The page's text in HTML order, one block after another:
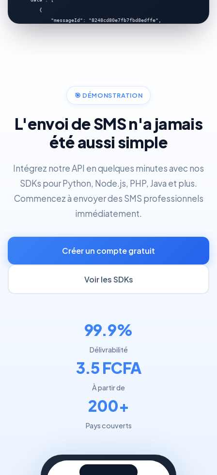
🎯 DÉMONSTRATION
L'envoi de SMS n'a jamais
été aussi simple
Intégrez notre API en quelques minutes avec nos
SDKs pour Python, Node.js, PHP, Java et plus.
Commencez à envoyer des SMS professionnels
immédiatement.
Créer un compte gratuit
Voir les SDKs
99.9%
Délivrabilité
3.5 FCFA
À partir de
200+
Pays couverts